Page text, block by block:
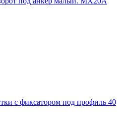
с фиксатором под профиль 40